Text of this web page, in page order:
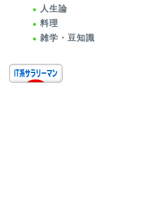
人生論
料理
雑学・豆知識